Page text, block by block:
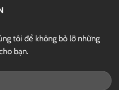
tôi để không bỏ lỡ những
bạn.